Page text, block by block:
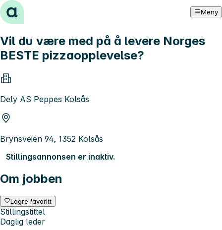
Hopp til innhold Meny
Vil du være med på å levere Norges
BESTE pizzaopplevelse?
Dely AS Peppes Kolsås
Brynsveien 94, 1352 Kolsås
Stillingsannonsen er inaktiv.
Om jobben
Lagre favoritt
Stillingstittel
Daglig leder